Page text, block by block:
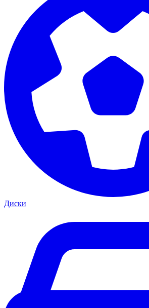
Диски